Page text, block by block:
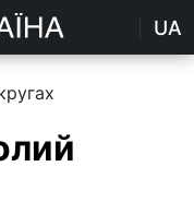
UA